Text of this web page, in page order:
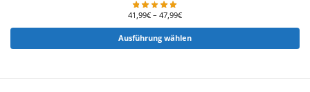
41,99€ – 47,99€
Ausführung wählen